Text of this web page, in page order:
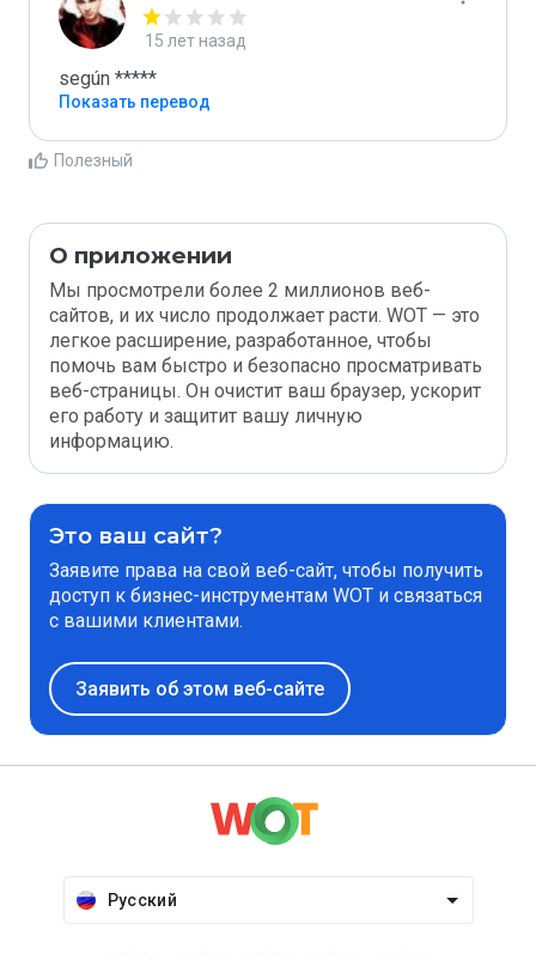
15 лет назад
según *****
Показать перевод
Полезный
О приложении
Мы просмотрели более 2 миллионов веб-
сайтов, и их число продолжает расти. WOT — это
легкое расширение, разработанное, чтобы
помочь вам быстро и безопасно просматривать
веб-страницы. Он очистит ваш браузер, ускорит
его работу и защитит вашу личную
информацию.
Это ваш сайт?
Заявите права на свой веб-сайт, чтобы получить
доступ к бизнес-инструментам WOT и связаться
с вашими клиентами.
Заявить об этом веб-сайте
Русский